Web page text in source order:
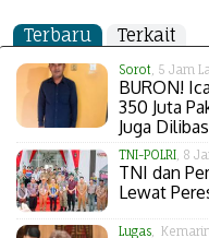
Terbaru Terkait
Sorot, 5 Jam
BURON!
350 Juta
Juga Dilibas
TNI-POLRI, 8
TNI dan
Lewat
Lugas, Kemarin